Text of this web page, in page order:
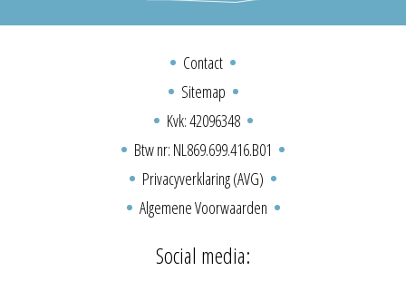
Contact
Sitemap
Kvk: 42096348
Btw nr: NL869.699.416.B01
Privacyverklaring (AVG)
Algemene Voorwaarden
Social media: